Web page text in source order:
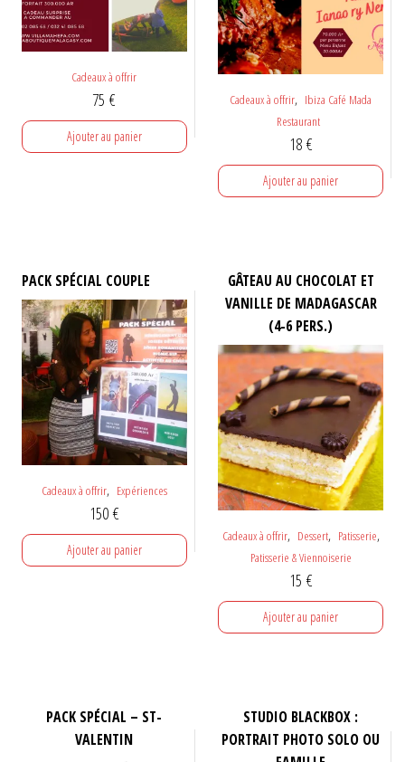
Cadeaux à offrir
75€
Ajouter au panier
Cadeaux à offrir, Ibiza Café Mada
Restaurant
18€
Ajouter au panier
PACK SPÉCIAL COUPLE
Cadeaux à offrir, Expériences
150€
Ajouter au panier
GÂTEAU AU CHOCOLAT ET
VANILLE DE MADAGASCAR
(4-6 PERS.)
Cadeaux à offrir, Dessert, Patisserie,
Patisserie & Viennoiserie
15€
Ajouter au panier
PACK SPÉCIAL – ST-
VALENTIN
STUDIO BLACKBOX :
PORTRAIT PHOTO SOLO OU